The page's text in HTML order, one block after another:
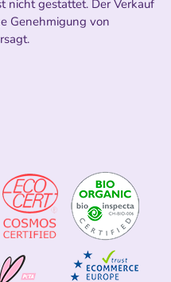
nicht gestattet. Der Verkauf
Genehmigung von